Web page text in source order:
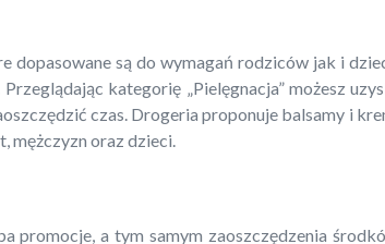
są do wymagań rodziców jak i
kategorię „Pielęgnacja” możesz
czas. Drogeria proponuje balsamy i
mężczyzn oraz dzieci.
promocje, a tym samym zaoszczędzenia